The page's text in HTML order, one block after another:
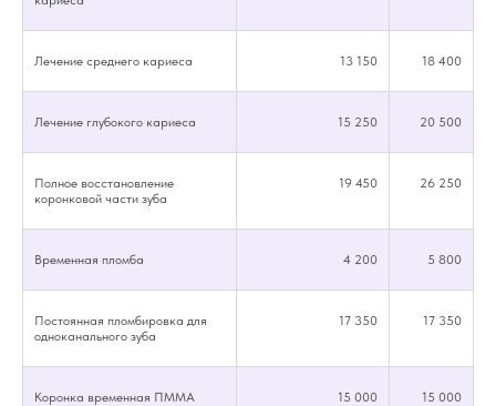
Лечение среднего кариеса 13 150 18 400
Лечение глубокого кариеса 15 250 20 500
Полное восстановление
коронковой части зуба
19 450 26 250
Временная пломба 4 200 5 800
Постоянная пломбировка для
одноканального зуба
17 350 17 350
Коронка временная ПММА 15 000 15 000